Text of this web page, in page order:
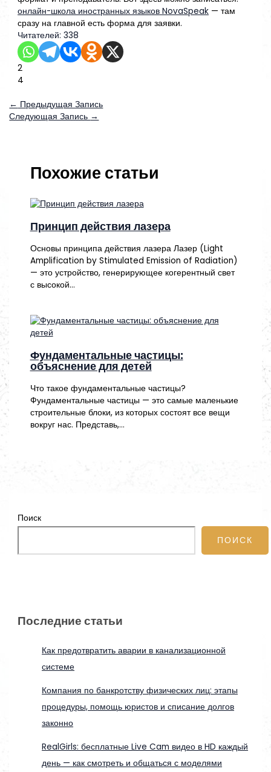
онлайн-школа иностранных языков NovaSpeak — там
сразу на главной есть форма для заявки.
Читателей: 338
2
4
← Предыдущая Запись
Следующая Запись →
Похожие статьи
Принцип действия лазера
Основы принципа действия лазера Лазер (Light
Amplification by Stimulated Emission of Radiation)
— это устройство, генерирующее когерентный свет
с высокой…
Фундаментальные частицы:
объяснение для детей
Что такое фундаментальные частицы?
Фундаментальные частицы — это самые маленькие
строительные блоки, из которых состоят все вещи
вокруг нас. Представь,…
Поиск
ПОИСК
Последние статьи
Как предотвратить аварии в канализационной
системе
Компания по банкротству физических лиц: этапы
процедуры, помощь юристов и списание долгов
законно
RealGirls: бесплатные Live Cam видео в HD каждый
день — как смотреть и общаться с моделями